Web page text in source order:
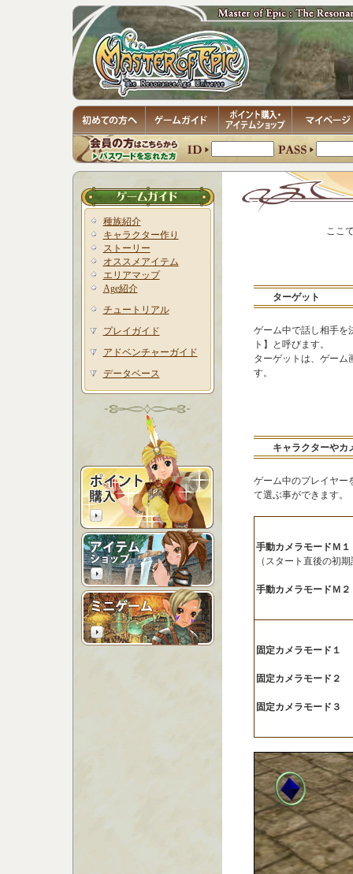
種族紹介
キャラクター作り
ストーリー
オススメアイテム
エリアマップ
Age紹介
チュートリアル
プレイガイド
アドベンチャーガイド
データベース
ここ
ターゲット
ゲーム中で話し相手を
ト】と呼びます。
ターゲットは、ゲーム
す。
キャラクターやカ
ゲーム中のプレイヤー
て選ぶ事ができます。
手動カメラモードＭ１
（スタート直後の初
手動カメラモードＭ２
固定カメラモード１
固定カメラモード２
固定カメラモード３